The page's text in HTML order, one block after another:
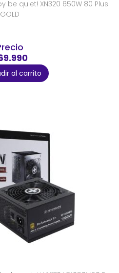
be quiet! XN320 650W 80 Plus
GOLD
al carrito